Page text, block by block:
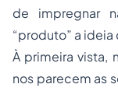
de impregnar
“produto” a ideia
À primeira vista,
nos parecem as